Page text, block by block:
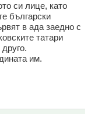
си лице, като
български
в ада заедно с
татари
им.